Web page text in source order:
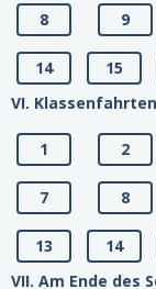
8 9
14 15
VI.
1 2
7 8
13 14
VII. Am Ende des